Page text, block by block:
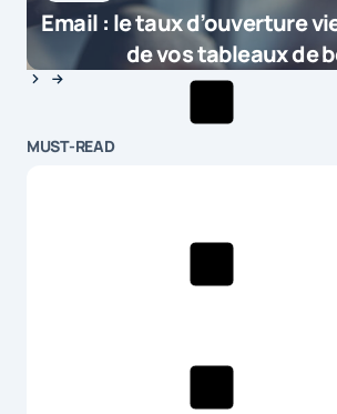
Email : le taux d’ouverture
de vos tableaux de
MUST-READ